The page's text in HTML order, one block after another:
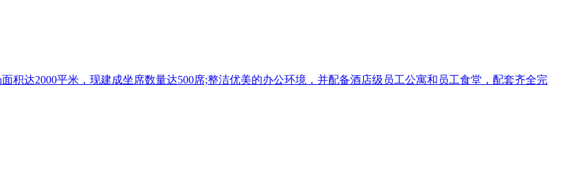
积达2000平米，现建成坐席数量达500席;整洁优美的办公环境，并配备酒店级员工公寓和员工食堂，配套齐全完